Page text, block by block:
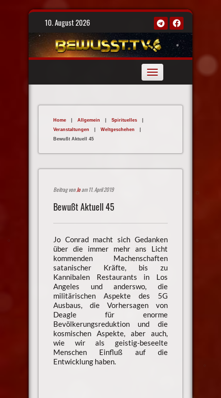
Skip
10. August 2026
Toggle
navigation
Home | Allgemein | Spirituelles
|
Veranstaltungen
| Weltgeschehen
|
Bewußt Aktuell 45
Beitrag vonJoam 11. April 2019
Bewußt Aktuell 45
Jo Conrad macht sich Gedanken
über die immer mehr ans Licht
kommenden Machenschaften
satanischer Kräfte, bis zu
Kannibalen Restaurants in Los
Angeles und anderswo, die
militärischen Aspekte des 5G
Ausbaus, die Vorhersagen von
Deagle für enorme
Bevölkerungsreduktion und die
kosmischen Aspekte, aber auch,
wie wir als geistig-beseelte
Menschen Einfluß auf die
Entwicklung haben.